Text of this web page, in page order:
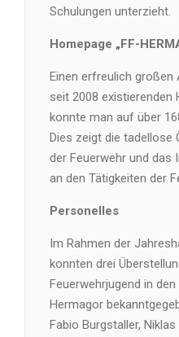
Schulungen unterzieht.
Homepage „FF-
Einen erfreulich
seit 2008 existierenden
konnte man auf über
Dies zeigt die
der Feuerwehr und das
an den Tätigkeiten der
Personelles
Im Rahmen der
konnten drei
Feuerwehrjugend in
Hermagor
Fabio Burgstaller,